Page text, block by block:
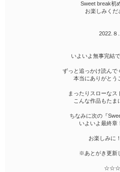
Sweet break初
お楽しみくだ
2022.８
いよいよ無事完結
ずっと追っかけ読んで
本当にありがとう
まったりスローなス
こんな作品もたま
ちなみに次の『
いよいよ最終章
お楽しみに
※あとがき更新
☆☆☆